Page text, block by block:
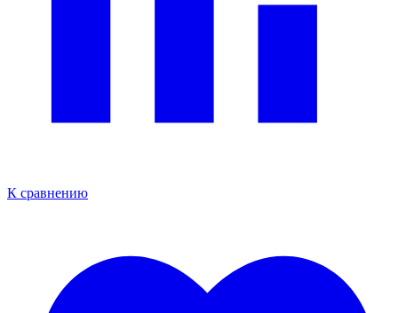
К сравнению